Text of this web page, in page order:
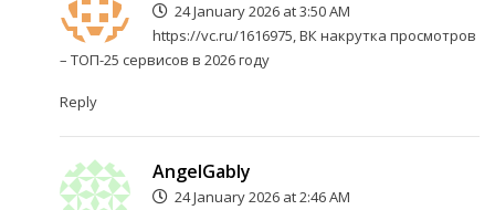
24 January 2026 at 3:50 AM
https://vc.ru/1616975, ВК накрутка просмотров
– ТОП-25 сервисов в 2026 году
Reply
AngelGably
24 January 2026 at 2:46 AM